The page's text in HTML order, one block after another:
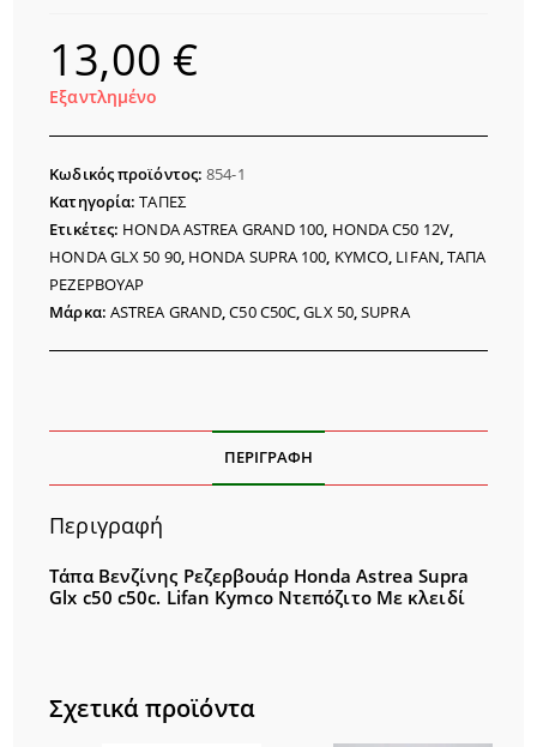
13,00 €
Εξαντλημένο
Κωδικός προϊόντος:854-1
Κατηγορία:ΤΑΠΕΣ
Ετικέτες: HONDA ASTREA GRAND 100 HONDA C50 12V,
HONDA GLX 50 90, HONDA SUPRA 100 KYMCO LIFAN ,ΤΑΠΑ
ΡΕΖΕΡΒΟΥΑΡ
Μάρκα: ASTREA GRAND ,C50 C50C ,GLX 50,SUPRA
ΠΕΡΙΓΡΑΦΉ
Περιγραφή
Τάπα Βενζίνης Ρεζερβουάρ Honda Astrea Supra
Glx c50 c50c. Lifan Kymco Ντεπόζιτο Με κλειδί
Σχετικά προϊόντα